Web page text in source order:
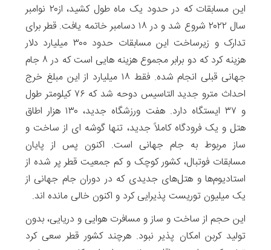
این مسابقات که در حدود یک ماه طول کشید، از۲۰ نوامبر
سال ۲۰۲۲ شروع شد و در ۱۸ دسامبر خاتمه یافت. قطر برای
تدارک و زیرساخت این مسابقات حدود ۳۰۰ میلیارد دلار
هزینه کرد که دو برابر مجموع هزینه هایی است که در ۸ جام
جهانی قبلی انجام شده. فقط ۱۸ میلیارد از این مبلغ خرج
احداث مترو جدید التاسیس دوحه شد که ۷۶ کیلومتر طول
و ۳۷ ایستگاه دارد. هفت ورزشگاه جدید، ۱۳۰ هزار اطاق
هتل و یک فرودگاه کاملاً جدید، تنها گوشه ای از ساخت و
ساز مربوط به جام جهانی است. اکنون پس از پایان
مسابقات فوتبال، کشور کوچک و کم جمعیت قطر پر شده از
استادیوم‌ها و هتل‌های جدیدی که در دوران جام جهانی از
یک میلیون توریست پذیرایی کرد و اکنون خالی مانده اند.
این حجم از ساخت و ساز و مسافرت هوایی و دریایی، بدون
تولید کربن امکان پذیر نبود. هرچند کشور قطر سعی کرد